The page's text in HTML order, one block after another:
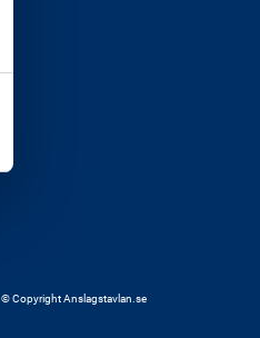
© Copyright Anslagstavlan.se